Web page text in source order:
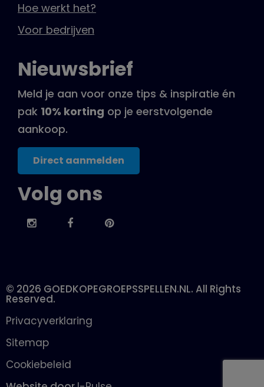
Hoe werkt het?
Voor bedrijven
Nieuwsbrief
Meld je aan voor onze tips & inspiratie én
pak 10% korting op je eerstvolgende
aankoop.
Direct aanmelden
Volg ons
© 2026 GOEDKOPEGROEPSSPELLEN.NL. All Rights
Reserved.
Privacyverklaring
Sitemap
Cookiebeleid